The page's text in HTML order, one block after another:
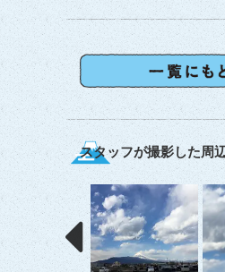
スタッフが撮影した周